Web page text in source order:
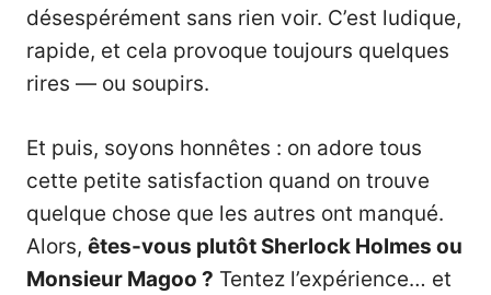
désespérément sans rien voir. C’est ludique,
rapide, et cela provoque toujours quelques
rires — ou soupirs.
Et puis, soyons honnêtes : on adore tous
cette petite satisfaction quand on trouve
quelque chose que les autres ont manqué.
Alors, êtes-vous plutôt Sherlock Holmes ou
Monsieur Magoo ? Tentez l’expérience… et